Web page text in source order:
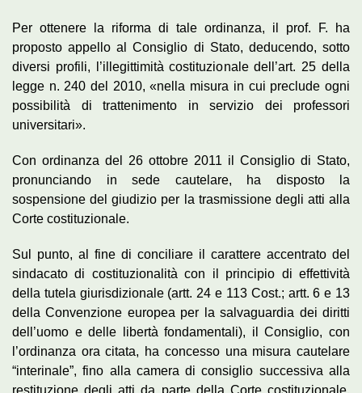
Per ottenere la riforma di tale ordinanza, il prof. F. ha
proposto appello al Consiglio di Stato, deducendo, sotto
diversi profili, l’illegittimità costituzionale dell’art. 25 della
legge n. 240 del 2010, «nella misura in cui preclude ogni
possibilità di trattenimento in servizio dei professori
universitari».
Con ordinanza del 26 ottobre 2011 il Consiglio di Stato,
pronunciando in sede cautelare, ha disposto la
sospensione del giudizio per la trasmissione degli atti alla
Corte costituzionale.
Sul punto, al fine di conciliare il carattere accentrato del
sindacato di costituzionalità con il principio di effettività
della tutela giurisdizionale (artt. 24 e 113 Cost.; artt. 6 e 13
della Convenzione europea per la salvaguardia dei diritti
dell’uomo e delle libertà fondamentali), il Consiglio, con
l’ordinanza ora citata, ha concesso una misura cautelare
“interinale”, fino alla camera di consiglio successiva alla
restituzione degli atti da parte della Corte costituzionale,